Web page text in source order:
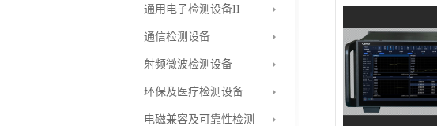
通用电子检测设备II
通信检测设备
射频微波检测设备
环保及医疗检测设备
电磁兼容及可靠性检测